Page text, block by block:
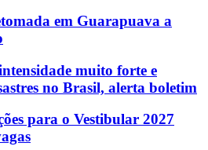
em Guarapuava a
muito forte e
no Brasil, alerta boletim
para o Vestibular 2027